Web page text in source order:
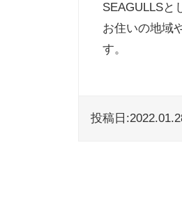
SEAGULLSと
お住いの地域
す。
投稿日